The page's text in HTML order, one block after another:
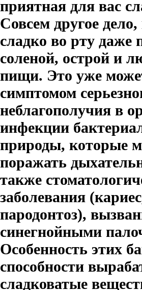
приятная для вас
Совсем другое дело,
сладко во рту даже
соленой, острой и
пищи. Это уже
симптомом
неблагополучия в
инфекции
природы, которые
поражать
также
заболевания
пародонтоз),
синегнойными
Особенность этих
способности
сладковатые